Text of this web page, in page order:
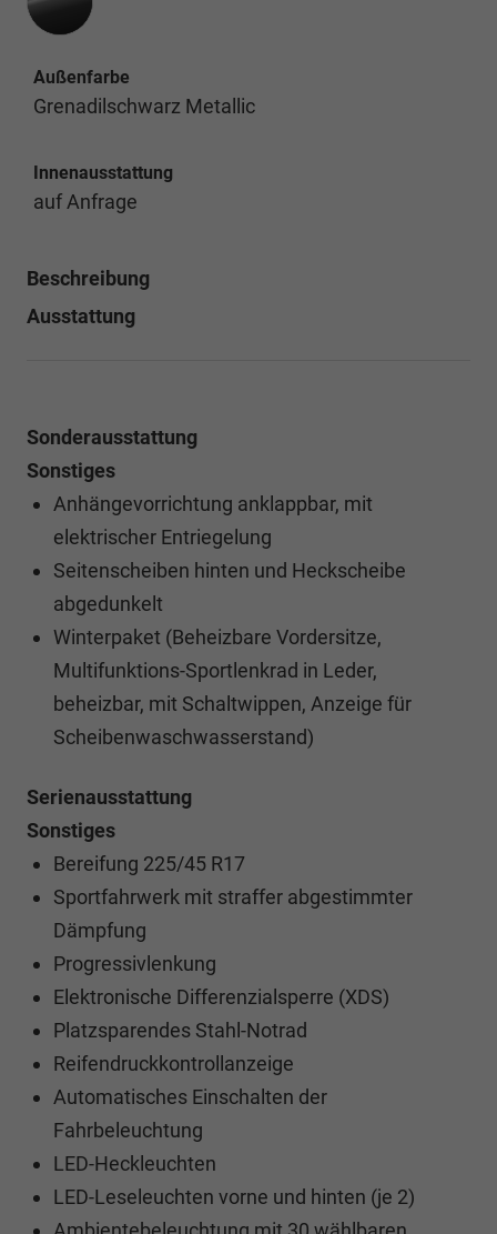
Außenfarbe
Grenadilschwarz Metallic
Innenausstattung
auf Anfrage
Beschreibung
Ausstattung
Sonderausstattung
Sonstiges
Anhängevorrichtung anklappbar, mit
elektrischer Entriegelung
Seitenscheiben hinten und Heckscheibe
abgedunkelt
Winterpaket (Beheizbare Vordersitze,
Multifunktions-Sportlenkrad in Leder,
beheizbar, mit Schaltwippen, Anzeige für
Scheibenwaschwasserstand)
Serienausstattung
Sonstiges
Bereifung 225/45 R17
Sportfahrwerk mit straffer abgestimmter
Dämpfung
Progressivlenkung
Elektronische Differenzialsperre (XDS)
Platzsparendes Stahl-Notrad
Reifendruckkontrollanzeige
Automatisches Einschalten der
Fahrbeleuchtung
LED-Heckleuchten
LED-Leseleuchten vorne und hinten (je 2)